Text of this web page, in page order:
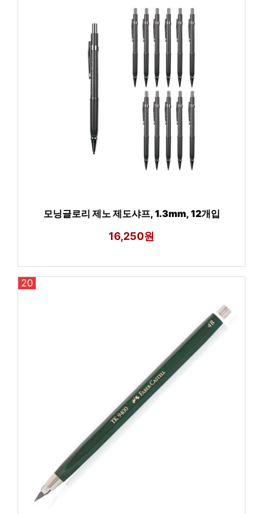
모닝글로리 제노 제도샤프, 1.3mm, 12개입
16,250원
20